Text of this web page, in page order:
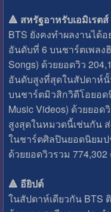
🔺 สหรัฐอาหรับเอมิเรตส์
BTS ยังคงทำผลงานได้อ
อันดับที่ 6 บนชาร์ตเพลง
Songs) ด้วยยอดวิว
อันดับสูงที่สุดในสัปดาห์
บนชาร์ตมิวสิกวิดีโอยอด
Music Videos) ด้วยยอด
สูงสุดในหมวดนี้เช่นกัน
ในชาร์ตศิลปินยอดนิยมป
ด้วยยอดวิวรวม 774,302
🔺 อียิปต์
ในสัปดาห์เดียวกัน BTS